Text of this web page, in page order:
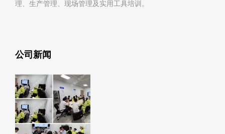
理、生产管理、现场管理及实用工具培训。
公司新闻